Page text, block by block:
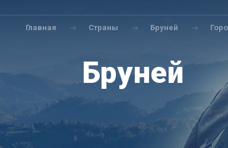
Главная Страны Бруней
Бруней